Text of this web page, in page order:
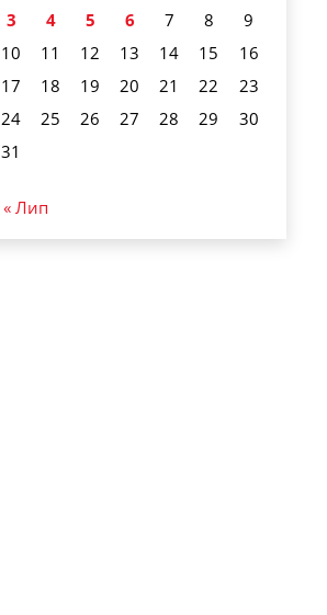
3
4 5 6 7 8
9
10
11 12 13 14 15
16
17
18 19 20 21 22
23
24
25 26 27 28 29
30
31
« Лип